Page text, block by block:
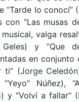
“Tarde lo conocí”
“Las musas
valga
y “Que
en conjunto
ti” (Jorge
Núñez),
y “Volví a fallar”